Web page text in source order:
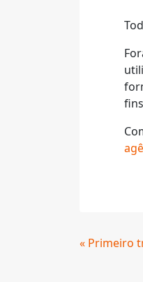
Continue
« Primeiro